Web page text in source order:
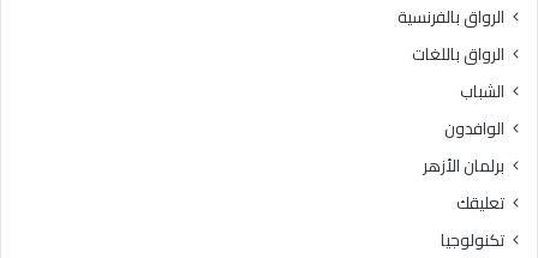
الرواق بالفرنسية
الرواق باللغات
الشباب
الوافدون
برلمان الأزهر
تعليقك
تكنولوجيا